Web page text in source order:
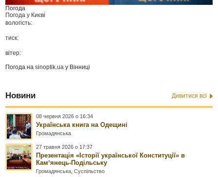
Погода
Погода у Києві
вологість:
тиск:
вітер:
Погода наsinoptik.ua у Вінниці
Новини Дивитися всі
08 червня 2026 о 16:34
Українська книга на Одещині
Громадянська
27 травня 2026 о 17:37
Презентація «Історії української Конституції» в
Камʼянець-Подільську
Громадянська ,Суспільство